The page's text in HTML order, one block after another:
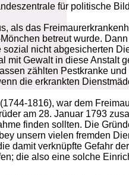
für politische
als das
betreut wurde.
nicht abgesicherten
Gewalt in diese Anstalt
zählten Pestkranke
die erkrankten
1816), war dem
am 28. Januar 1793
finden sollten. Die
unsern vielen fremden
damit verknüpfte Gefahr
die also eine solche